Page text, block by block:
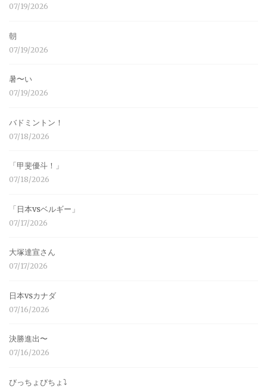
07/19/2026
朝
07/19/2026
暑〜い
07/19/2026
バドミントン！
07/18/2026
「甲斐優斗！」
07/18/2026
「日本vsベルギー」
07/17/2026
大塚達宣さん
07/17/2026
日本vsカナダ
07/16/2026
決勝進出〜
07/16/2026
びっちょびちょ⤵︎